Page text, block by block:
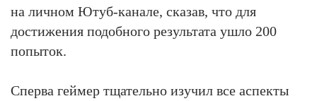
на личном Ютуб-канале, сказав, что для
достижения подобного результата ушло 200
попыток.
Сперва геймер тщательно изучил все аспекты